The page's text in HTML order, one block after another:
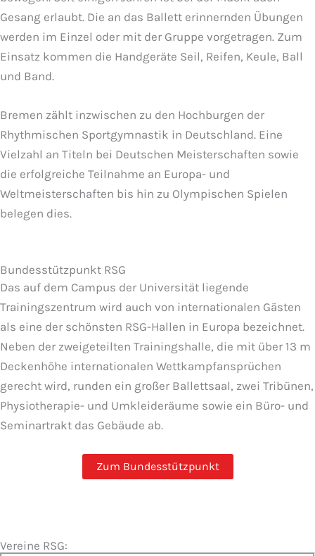
Gesang erlaubt. Die an das Ballett erinnernden Übungen
werden im Einzel oder mit der Gruppe vorgetragen. Zum
Einsatz kommen die Handgeräte Seil, Reifen, Keule, Ball
und Band.
Bremen zählt inzwischen zu den Hochburgen der
Rhythmischen Sportgymnastik in Deutschland. Eine
Vielzahl an Titeln bei Deutschen Meisterschaften sowie
die erfolgreiche Teilnahme an Europa- und
Weltmeisterschaften bis hin zu Olympischen Spielen
belegen dies.
Bundesstützpunkt RSG
Das auf dem Campus der Universität liegende
Trainingszentrum wird auch von internationalen Gästen
als eine der schönsten RSG-Hallen in Europa bezeichnet.
Neben der zweigeteilten Trainingshalle, die mit über 13 m
Deckenhöhe internationalen Wettkampfansprüchen
gerecht wird, runden ein großer Ballettsaal, zwei Tribünen,
Physiotherapie- und Umkleideräume sowie ein Büro- und
Seminartrakt das Gebäude ab.
Zum Bundesstützpunkt
Vereine RSG: